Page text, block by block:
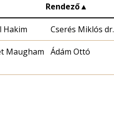
Rendező▲
Hakim Cserés Miklós dr.
Maugham Ádám Ottó